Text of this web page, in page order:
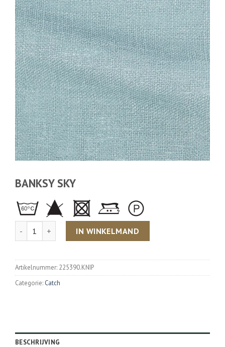
BANKSY SKY
Aantal IN WINKELMAND
Artikelnummer: 225390.KNIP
Categorie: Catch
BESCHRIJVING